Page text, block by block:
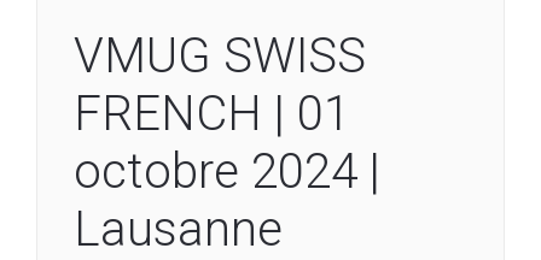
VMUG SWISS
FRENCH | 01
octobre 2024 |
Lausanne